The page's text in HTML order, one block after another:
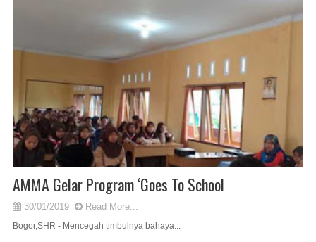
AMMA Gelar Program ‘Goes To School
30/01/2019 Read More...
Bogor,SHR - Mencegah timbulnya bahaya...